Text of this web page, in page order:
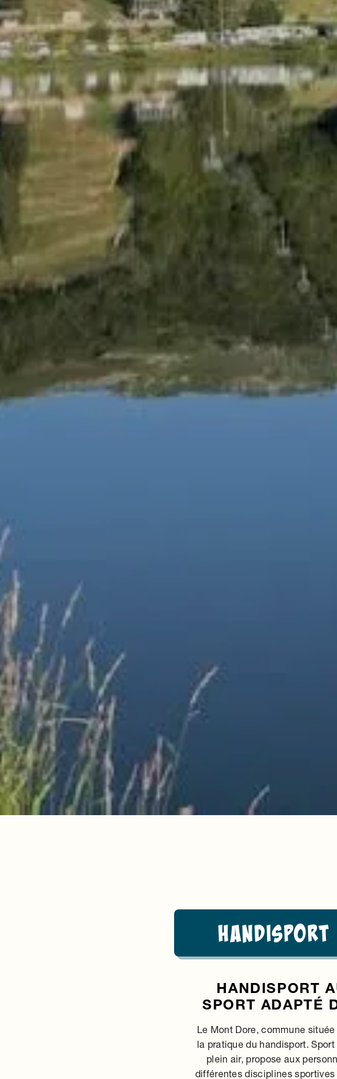
HANDISPORT
SPORT ADAPTÉ
Le Mont Dore, commune
la pratique du handisport.
plein air, propose aux
différentes disciplines